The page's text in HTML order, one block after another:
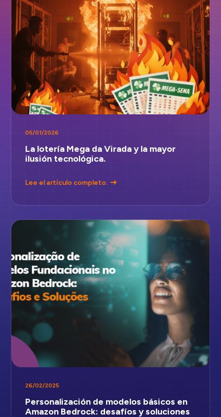
05/01/2026
La lotería Mega da Virada y la mayor
ilusión tecnológica.
Lee el artículo completo.
26/02/2025
Personalización de modelos básicos en
Amazon Bedrock: desafíos y soluciones